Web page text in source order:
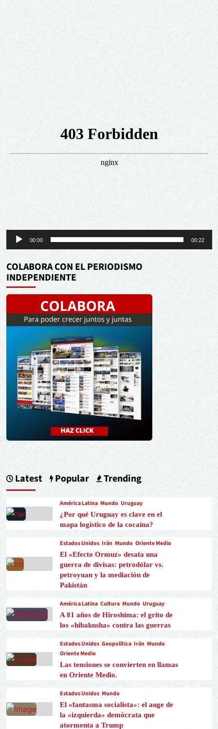
Reproductor
de
audio
00:00 00:22
COLABORA CON EL PERIODISMO
INDEPENDIENTE
Latest Popular Trending
América Latina Mundo Uruguay
¿Por qué Uruguay es clave en el
mapa logístico de la cocaína?
Estados Unidos Irán Mundo Oriente Medio
El «Efecto Ormuz» desata una
guerra de divisas: petrodólar vs.
petroyuan y la mediación de
Pakistán
América Latina Cultura Mundo Uruguay
A 81 años de Hiroshima: el grito de
los «hibakusha» contra las guerras
Estados Unidos Geopolítica Irán Mundo
Oriente Medio
Las tensiones se convierten en llamas
en Oriente Medio.
Estados Unidos Mundo
El «fantasma socialista»: el auge de
la «izquierda» demócrata que
atormenta a Trump